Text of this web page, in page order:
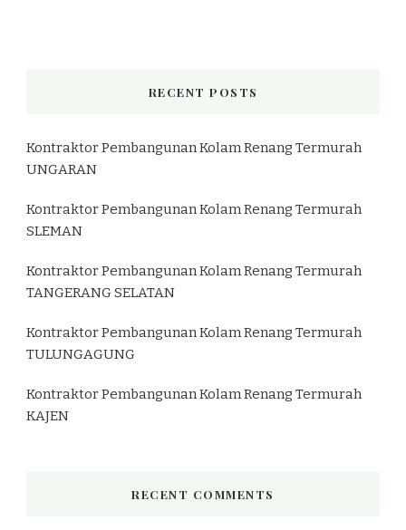
RECENT POSTS
Kontraktor Pembangunan Kolam Renang Termurah
UNGARAN
Kontraktor Pembangunan Kolam Renang Termurah
SLEMAN
Kontraktor Pembangunan Kolam Renang Termurah
TANGERANG SELATAN
Kontraktor Pembangunan Kolam Renang Termurah
TULUNGAGUNG
Kontraktor Pembangunan Kolam Renang Termurah
KAJEN
RECENT COMMENTS